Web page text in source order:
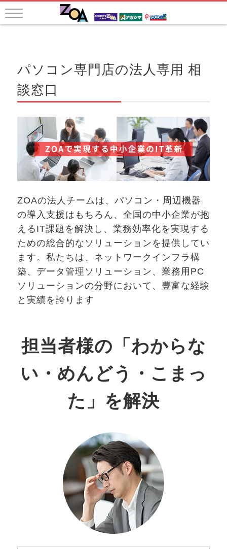
パソコン専門店の法人専用 相
談窓口
ZOAの法人チームは、パソコン・周辺機器
の導入支援はもちろん、全国の中小企業が抱
えるIT課題を解決し、業務効率化を実現する
ための総合的なソリューションを提供してい
ます。私たちは、ネットワークインフラ構
築、データ管理ソリューション、業務用PC
ソリューションの分野において、豊富な経験
と実績を誇ります
担当者様の「わからな
い・めんどう・こまっ
た」を解決